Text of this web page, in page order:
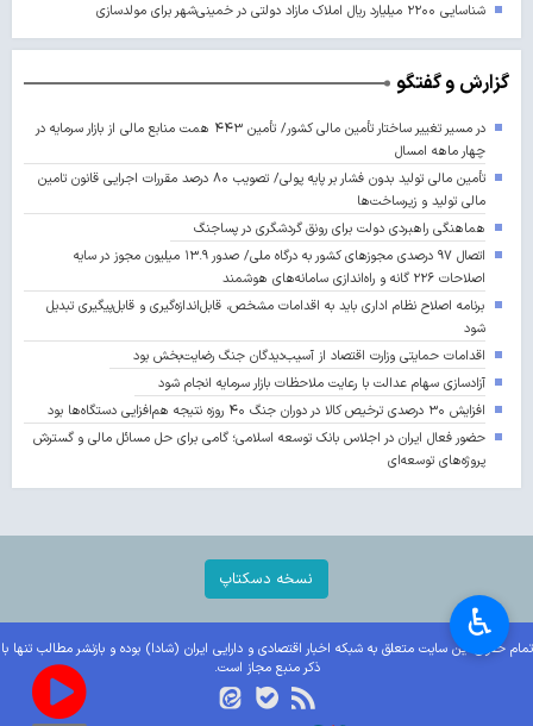
شناسایی ۲۲۰۰ میلیارد ریال املاک مازاد دولتی در خمینی‌شهر برای مولدسازی
گزارش و گفتگو
در مسیر تغییر ساختار تأمین مالی کشور/ تأمین ۴۴۳ همت منابع مالی از بازار سرمایه در
چهار ماهه امسال
تأمین مالی تولید بدون فشار بر پایه پولی/ تصویب ۸۰ درصد مقررات اجرایی قانون تامین
مالی تولید و زیرساخت‌ها
هماهنگی راهبردی دولت برای رونق گردشگری در پساجنگ
اتصال ۹۷ درصدی مجوزهای کشور به درگاه ملی/ صدور ۱۳.۹ میلیون مجوز در سایه
اصلاحات ۲۲۶ گانه و راه‌اندازی سامانه‌های هوشمند
برنامه اصلاح نظام اداری باید به اقدامات مشخص، قابل‌اندازه‌گیری و قابل‌پیگیری تبدیل
شود
اقدامات حمایتی وزارت اقتصاد از آسیب‌دیدگان جنگ رضایت‌بخش بود
آزادسازی سهام عدالت با رعایت ملاحظات بازار سرمایه انجام شود
افزایش ۳۰ درصدی ترخیص کالا در دوران جنگ ۴۰ روزه نتیجه هم‌افزایی دستگاه‌ها بود
حضور فعال ایران در اجلاس بانک توسعه اسلامی؛ گامی برای حل مسائل مالی و گسترش
پروژه‌های توسعه‌ای
نسخه دسکتاپ
تمام حقوق این سایت متعلق به شبکه اخبار اقتصادی و دارایی ایران (شادا) بوده و بازنشر مطالب تنها با
ذکر منبع مجاز است.
♿︎